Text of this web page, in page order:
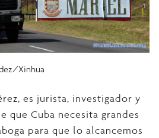
Xinhua
es jurista, investigador y
que Cuba necesita grandes
para que lo alcancemos